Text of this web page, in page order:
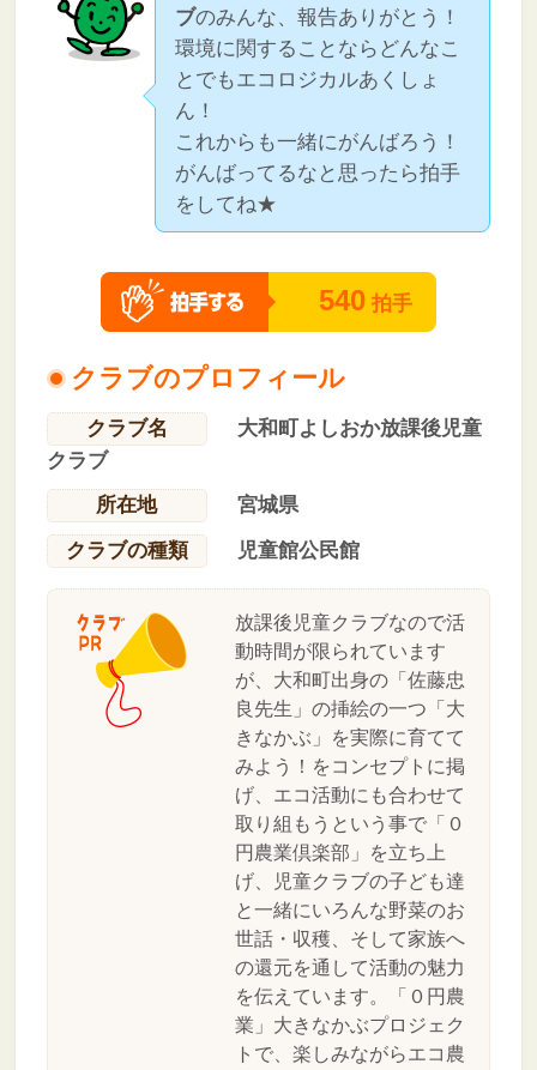
ブのみんな、報告ありがとう！
環境に関することならどんなこ
とでもエコロジカルあくしょ
ん！
これからも一緒にがんばろう！
がんばってるなと思ったら拍手
をしてね★
540 拍手
クラブのプロフィール
クラブ名
大和町よしおか放課後児童
クラブ
所在地
宮城県
クラブの種類
児童館公民館
放課後児童クラブなので活
動時間が限られています
が、大和町出身の「佐藤忠
良先生」の挿絵の一つ「大
きなかぶ」を実際に育てて
みよう！をコンセプトに掲
げ、エコ活動にも合わせて
取り組もうという事で「０
円農業倶楽部」を立ち上
げ、児童クラブの子ども達
と一緒にいろんな野菜のお
世話・収穫、そして家族へ
の還元を通して活動の魅力
を伝えています。「０円農
業」大きなかぶプロジェク
トで、楽しみながらエコ農